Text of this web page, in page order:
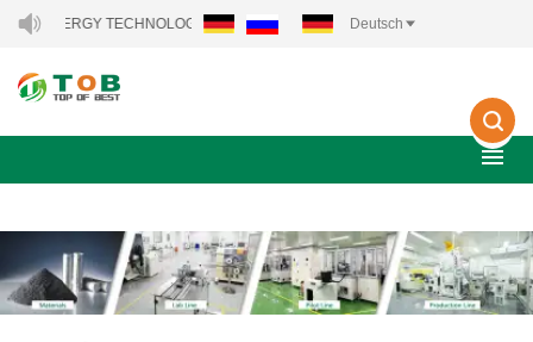
TECHNOLOGY CO., LTD.. Deutsch